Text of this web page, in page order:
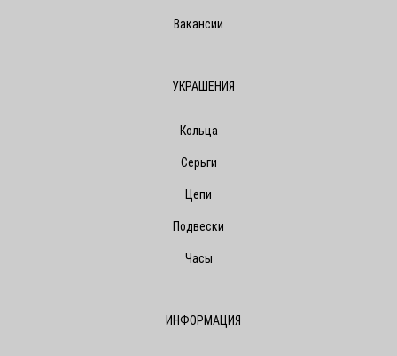
Вакансии
УКРАШЕНИЯ
Кольца
Серьги
Цепи
Подвески
Часы
ИНФОРМАЦИЯ